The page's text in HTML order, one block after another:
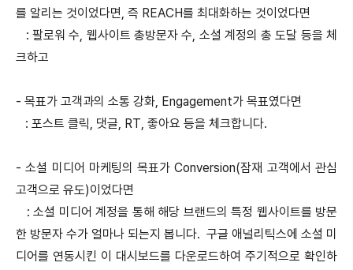
를 알리는 것이었다면, 즉 REACH를 최대화하는 것이었다면
: 팔로워 수, 웹사이트 총방문자 수, 소셜 계정의 총 도달 등을 체
크하고
- 목표가 고객과의 소통 강화, Engagement가 목표였다면
: 포스트 클릭, 댓글, RT, 좋아요 등을 체크합니다.
- 소셜 미디어 마케팅의 목표가 Conversion(잠재 고객에서 관심
고객으로 유도)이었다면
: 소셜 미디어 계정을 통해 해당 브랜드의 특정 웹사이트를 방문
한 방문자 수가 얼마나 되는지 봅니다. 구글 애널리틱스에 소셜 미
디어를 연동시킨 이 대시보드를 다운로드하여 주기적으로 확인하